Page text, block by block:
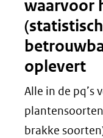
waarvoor
oplevert
Alle in de pq’s
brakke